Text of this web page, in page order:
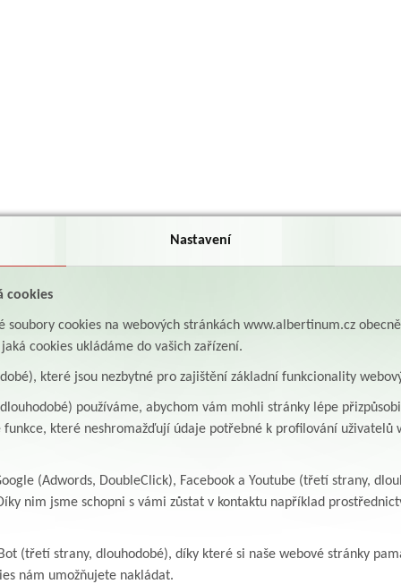
Nastavení
cookies
soubory cookies na webových stránkách www.albertinum.cz
cookies ukládáme do vašich zařízení.
které jsou nezbytné pro zajištění základní funkcionality
používáme, abychom vám mohli stránky lépe
které neshromažďují údaje potřebné k profilování uživatelů
(Adwords, DoubleClick), Facebook a Youtube (třetí strany,
nim jsme schopni s vámi zůstat v kontaktu například
(třetí strany, dlouhodobé), díky které si naše webové stránky
nám umožňujete nakládat.